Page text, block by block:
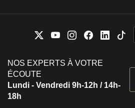
NOS EXPERTS À VOTRE
ÉCOUTE
Lundi - Vendredi 9h-12h / 14h-
18h